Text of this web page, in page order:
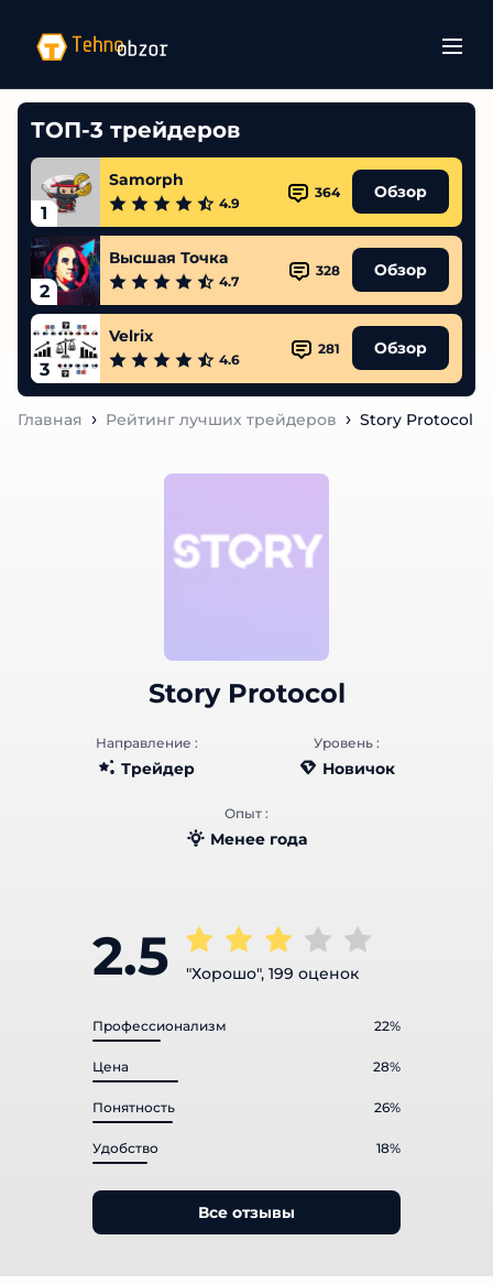
ТОП-3 трейдеров
1
Samorph
4.9
364 Обзор
2
Высшая Точка
4.7
328 Обзор
3
Velrix
4.6
281 Обзор
Главная
Рейтинг лучших трейдеров
Story Protocol
Направление : Уровень :
Опыт :
2.5
Профессионализм
Цена
Понятность
Удобство
Все отзывы